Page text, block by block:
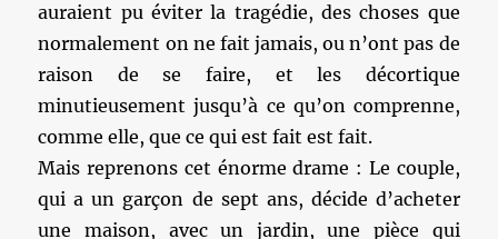
auraient pu éviter la tragédie, des choses que
normalement on ne fait jamais, ou n’ont pas de
raison de se faire, et les décortique
minutieusement jusqu’à ce qu’on comprenne,
comme elle, que ce qui est fait est fait.
Mais reprenons cet énorme drame : Le couple,
qui a un garçon de sept ans, décide d’acheter
une maison, avec un jardin, une pièce qui